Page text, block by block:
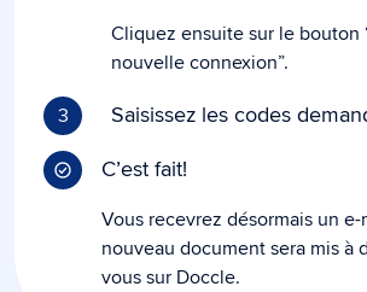
Cliquez ensuite sur le bouton
nouvelle connexion”.
3
Saisissez les codes
C’est fait!
Vous recevrez désormais un e-
nouveau document sera mis à
vous sur Doccle.